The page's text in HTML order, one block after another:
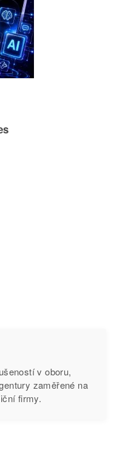
v oboru,
zaměřené na
firmy.